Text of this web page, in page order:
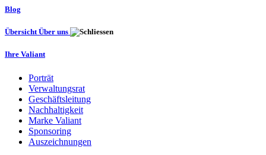
Blog
Übersicht Über uns
Ihre Valiant
Porträt
Verwaltungsrat
Geschäftsleitung
Nachhaltigkeit
Marke Valiant
Sponsoring
Auszeichnungen